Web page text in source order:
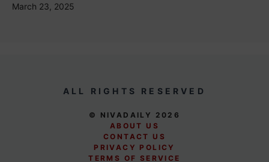
March 23, 2025
ALL RIGHTS RESERVED
© NIVADAILY 2026
ABOUT US
CONTACT US
PRIVACY POLICY
TERMS OF SERVICE